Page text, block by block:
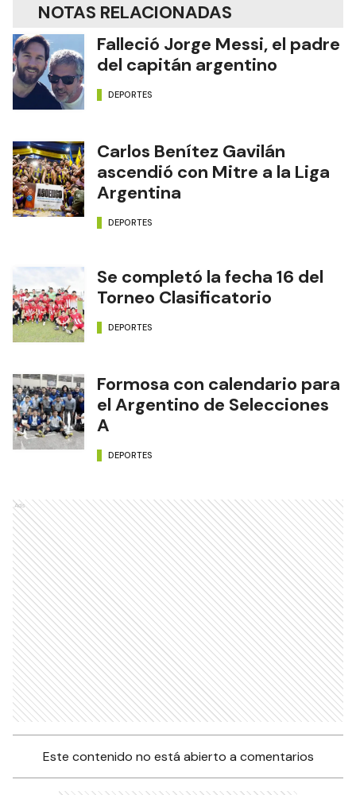
NOTAS RELACIONADAS
Falleció Jorge Messi, el padre
del capitán argentino
DEPORTES
Carlos Benítez Gavilán
ascendió con Mitre a la Liga
Argentina
DEPORTES
Se completó la fecha 16 del
Torneo Clasificatorio
DEPORTES
Formosa con calendario para
el Argentino de Selecciones
A
DEPORTES
Ads
Este contenido no está abierto a comentarios